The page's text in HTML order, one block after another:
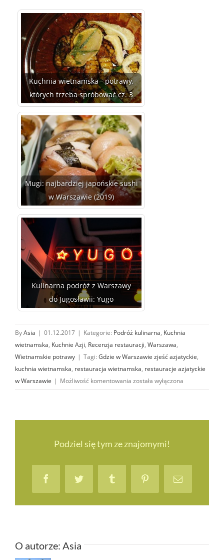
Kuchnia wietnamska - potrawy,
których trzeba spróbować cz. 3
Mugi: najbardziej japońskie sushi
w Warszawie (2019)
Kulinarna podróż z Warszawy
do Jugosławii: Yugo
ByAsia | 01.12.2017 | Kategorie: Podróż kulinarna, Kuchnia
wietnamska, Kuchnie Azji, Recenzja restauracji, Warszawa,
Wietnamskie potrawy | Tagi: Gdzie w Warszawie zjeść azjatyckie,
kuchnia wietnamska, restauracja wietnamska, restauracje azjatyckie
w Warszawie | Możliwość komentowania Vietnamka
–
w Warszawie
została wyłączona
Podziel się tym ze znajomymi!
FacebookTwitter Tumblr PinterestEmail
O autorze: Asia